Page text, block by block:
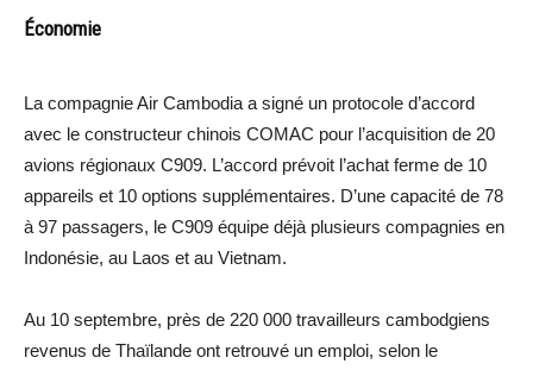
Économie
La compagnie Air Cambodia a signé un protocole d’accord
avec le constructeur chinois COMAC pour l’acquisition de 20
avions régionaux C909. L’accord prévoit l’achat ferme de 10
appareils et 10 options supplémentaires. D’une capacité de 78
à 97 passagers, le C909 équipe déjà plusieurs compagnies en
Indonésie, au Laos et au Vietnam.
Au 10 septembre, près de 220 000 travailleurs cambodgiens
revenus de Thaïlande ont retrouvé un emploi, selon le